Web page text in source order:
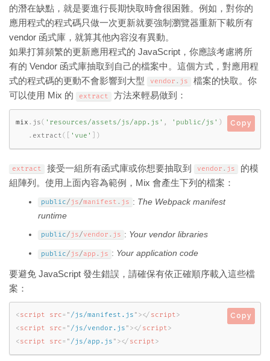
的潛在缺點，就是要進行長期快取時會很困難。例如，對你的
應用程式的程式碼只做一次更新就要強制瀏覽器重新下載所有
vendor 函式庫，就算其他內容沒有異動。
如果打算頻繁的更新應用程式的 JavaScript，你應該考慮將所
有的 Vendor 函式庫抽取到自己的檔案中。這個方式，對應用程
式的程式碼的更動不會影響到大型
vendor . js
檔案的快取。你
可以使用 Mix 的
extract 方法來輕易做到：
mix . js( 'resources/assets/js/app.js' , 'public/js' )
. extract( 'vue' )
Copy
extract 接受一組所有函式庫或你想要抽取到 vendor . js
的模
組陣列。使用上面內容為範例，Mix 會產生下列的檔案：
public/js/manifest . js : The Webpack manifest
runtime
public/js/vendor . js : Your vendor libraries
public/js/app . js : Your application code
要避免 JavaScript 發生錯誤，請確保有依正確順序載入這些檔
案：
<script src= " /js/manifest.js " ></ script>
<script src= " /js/vendor.js " ></ script>
<script src= " /js/app.js " ></ script>
Copy